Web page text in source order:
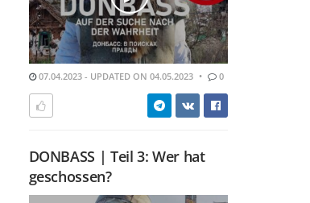
07.04.2023 - UPDATED ON 04.05.2023 0
DONBASS | Teil 3: Wer hat
geschossen?